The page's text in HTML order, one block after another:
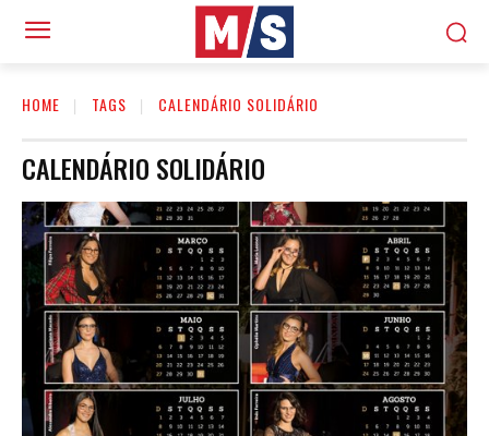
HOME TAGS CALENDÁRIO SOLIDÁRIO
CALENDÁRIO SOLIDÁRIO